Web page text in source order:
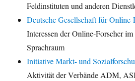
Feldinstituten und anderen
Deutsche Gesellschaft für
Interessen der Online-Forscher im
Sprachraum
Initiative Markt- und
Aktivität der Verbände ADM,